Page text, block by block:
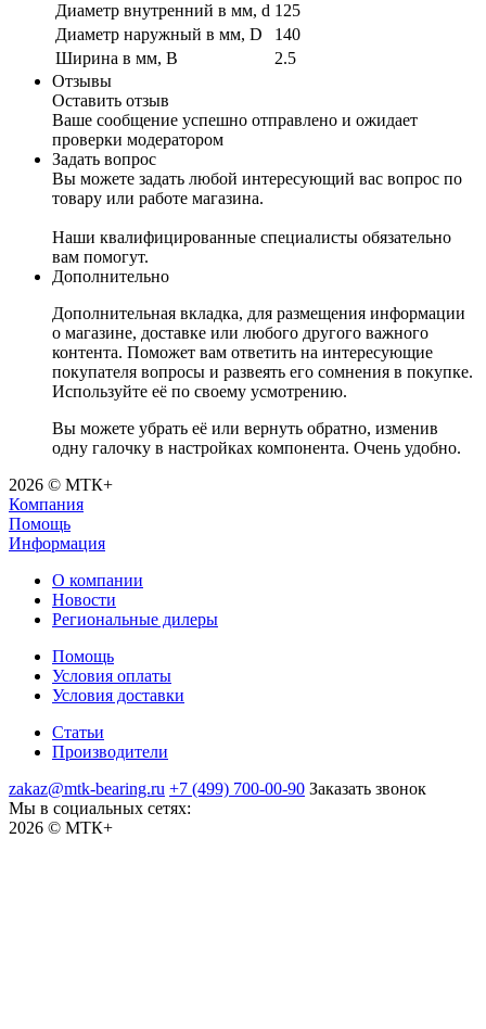
Диаметр внутренний в мм, d 125
Диаметр наружный в мм, D
140
Ширина в мм, B
2.5
Отзывы
Оставить отзыв
Ваше сообщение успешно отправлено и ожидает
проверки модератором
Задать вопрос
Вы можете задать любой интересующий вас вопрос по
товару или работе магазина.
Наши квалифицированные специалисты обязательно
вам помогут.
Дополнительно
Дополнительная вкладка, для размещения информации
о магазине, доставке или любого другого важного
контента. Поможет вам ответить на интересующие
покупателя вопросы и развеять его сомнения в покупке.
Используйте её по своему усмотрению.
Вы можете убрать её или вернуть обратно, изменив
одну галочку в настройках компонента. Очень удобно.
2026 © МТК+
Компания
Помощь
Информация
О компании
Новости
Региональные дилеры
Помощь
Условия оплаты
Условия доставки
Статьи
Производители
zakaz@mtk-bearing.ru +7 (499) 700-00-90 Заказать звонок
Мы в социальных сетях:
2026 © МТК+